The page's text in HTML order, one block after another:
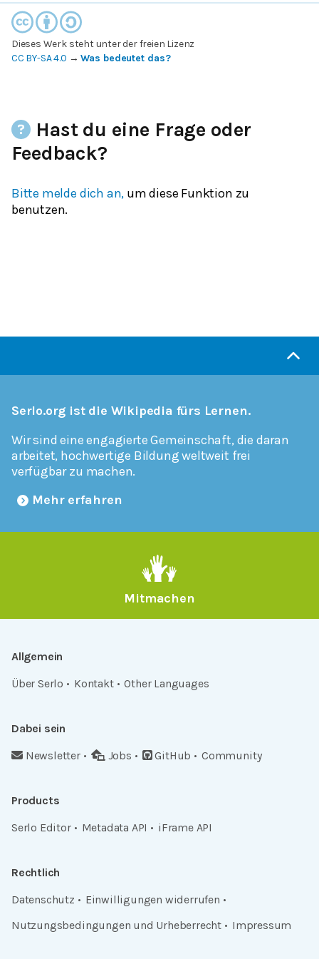
Dieses Werk steht unter der freien Lizenz
CC BY-SA 4.0 →Was bedeutet das?
Hast du eine Frage oder
Feedback?
Bitte melde dich an, um diese Funktion zu
benutzen.
Serlo.org ist die Wikipedia fürs Lernen.
Wir sind eine engagierte Gemeinschaft, die daran
arbeitet, hochwertige Bildung weltweit frei
verfügbar zu machen.
Mehr erfahren
Mitmachen
Allgemein
Über Serlo
Kontakt Other Languages
Dabei sein
Newsletter
Jobs GitHub Community
Products
Serlo Editor
Metadata API iFrame API
Rechtlich
Datenschutz
Einwilligungen widerrufen
Nutzungsbedingungen und Urheberrecht
Impressum